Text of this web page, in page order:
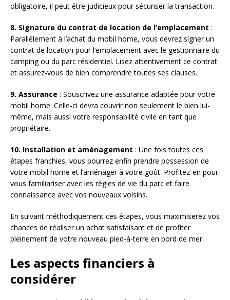
obligatoire, il peut être judicieux pour sécuriser la transaction.
8. Signature du contrat de location de l’emplacement :
Parallèlement à l’achat du mobil home, vous devrez signer un
contrat de location pour l’emplacement avec le gestionnaire du
camping ou du parc résidentiel. Lisez attentivement ce contrat
et assurez-vous de bien comprendre toutes ses clauses.
9. Assurance : Souscrivez une assurance adaptée pour votre
mobil home. Celle-ci devra couvrir non seulement le bien lui-
même, mais aussi votre responsabilité civile en tant que
propriétaire.
10. Installation et aménagement : Une fois toutes ces
étapes franchies, vous pourrez enfin prendre possession de
votre mobil home et l’aménager à votre goût. Profitez-en pour
vous familiariser avec les règles de vie du parc et faire
connaissance avec vos nouveaux voisins.
En suivant méthodiquement ces étapes, vous maximiserez vos
chances de réaliser un achat satisfaisant et de profiter
pleinement de votre nouveau pied-à-terre en bord de mer.
Les aspects financiers à
considérer